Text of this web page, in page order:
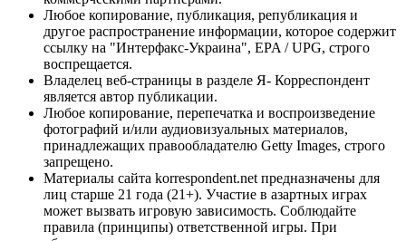
Любое копирование, публикация, републикация и
другое распространение информации, которое содержит
ссылку на "Интерфакс-Украина", EPA / UPG, строго
воспрещается.
Владелец веб-страницы в разделе Я- Корреспондент
является автор публикации.
Любое копирование, перепечатка и воспроизведение
фотографий и/или аудиовизуальных материалов,
принадлежащих правообладателю Getty Images, строго
запрещено.
Материалы сайта korrespondent.net предназначены для
лиц старше 21 года (21+). Участие в азартных играх
может вызвать игровую зависимость. Соблюдайте
правила (принципы) ответственной игры. При